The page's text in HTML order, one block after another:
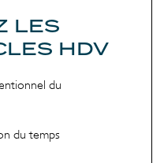
LES
HDV
du
du temps